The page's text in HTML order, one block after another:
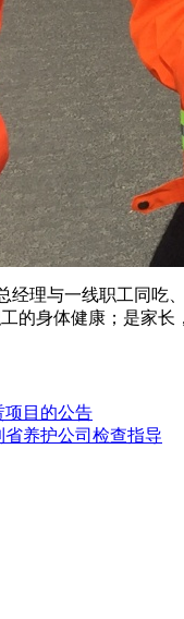
经理与一线职工同吃
的身体健康；是家
项目的公告
养护公司检查指导